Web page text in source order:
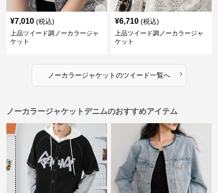
¥7,010 (税込)
上品ツイード調ノーカラージャ
ケット
¥6,710 (税込)
上品ツイード調ノーカラージャ
ケット
ノーカラージャケットのツイード一覧へ ›
ノーカラージャケットデニムのおすすめアイテム